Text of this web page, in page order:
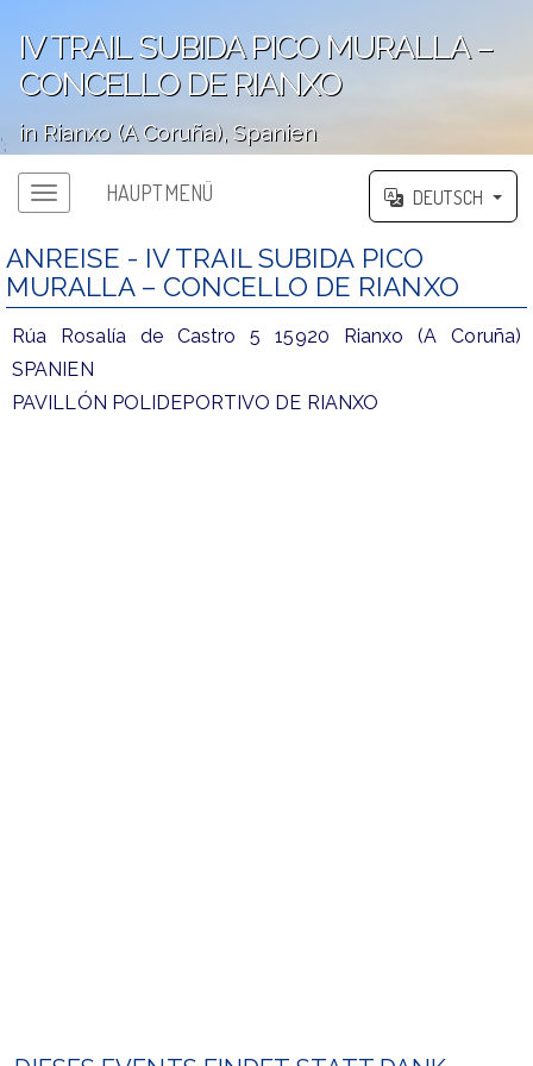
IV TRAIL SUBIDA PICO MURALLA –
CONCELLO DE RIANXO
in Rianxo (A Coruña), Spanien
';
HAUPTMENÜ DEUTSCH
ANREISE - IV TRAIL SUBIDA PICO
MURALLA – CONCELLO DE RIANXO
Rúa Rosalía de Castro 5 15920 Rianxo (A Coruña)
SPANIEN
PAVILLÓN POLIDEPORTIVO DE RIANXO